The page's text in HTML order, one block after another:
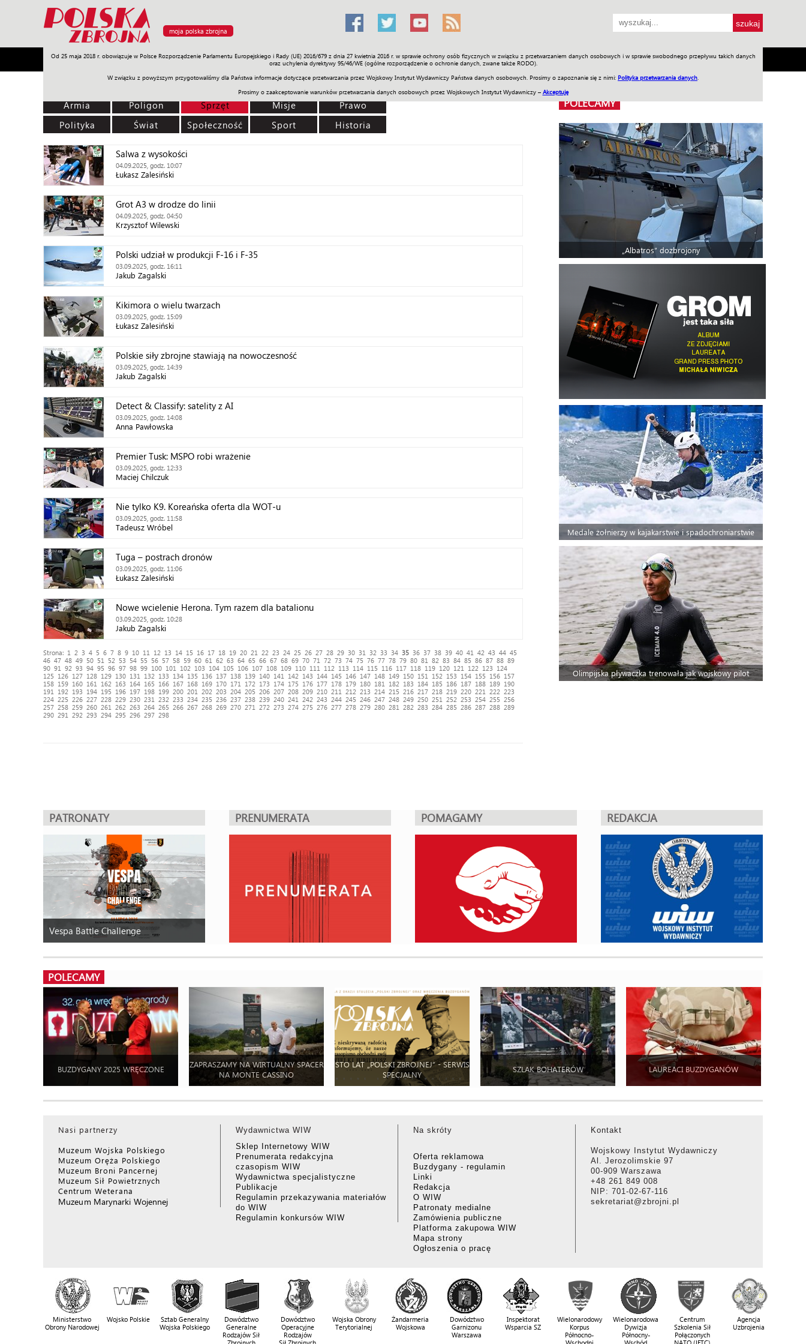
moja polska zbrojna
Od 25 maja 2018 r. obowiązuje w Polsce Rozporządzenie Parlamentu Europejskiego i Rady (UE) 2016/679 z dnia 27 kwietnia 2016 r. w sprawie ochrony osób fizycznych w związku z przetwarzaniem danych osobowych i w sprawie swobodnego przepływu takich danych
oraz uchylenia dyrektywy 95/46/WE (ogólne rozporządzenie o ochronie danych, zwane także RODO).
W związku z powyższym przygotowaliśmy dla Państwa informacje dotyczące przetwarzania przez Wojskowy Instytut Wydawniczy Państwa danych osobowych. Prosimy o zapoznanie się z nimi: Polityka przetwarzania danych
Prosimy o zaakceptowanie warunków przetwarzania danych osobowych przez Wojskowych Instytut Wydawniczy – Akceptuję
Armia Poligon Sprzęt Misje Polityka Prawo Świat Społeczność Sport Historia Galerie Wideo ENGLISH SKLEP Jednodniówki Praca w WIW
Armia Poligon Sprzęt Misje
Prawo
Polityka
Świat Społeczność Sport Historia
Salwa z wysokości
04.09.2025, godz. 10:07
Łukasz Zalesiński
Grot A3 w drodze do linii
04.09.2025, godz. 04:50
Krzysztof Wilewski
Polski udział w produkcji F-16 i F-35
03.09.2025, godz. 16:11
Jakub Zagalski
Kikimora o wielu twarzach
03.09.2025, godz. 15:09
Łukasz Zalesiński
Polskie siły zbrojne stawiają na nowoczesność
03.09.2025, godz. 14:39
Jakub Zagalski
Detect & Classify: satelity z AI
03.09.2025, godz. 14:08
Anna Pawłowska
Premier Tusk: MSPO robi wrażenie
03.09.2025, godz. 12:33
Maciej Chilczuk
Nie tylko K9. Koreańska oferta dla WOT-u
03.09.2025, godz. 11:58
Tadeusz Wróbel
Tuga – postrach dronów
03.09.2025, godz. 11:06
Łukasz Zalesiński
Nowe wcielenie Herona. Tym razem dla batalionu
03.09.2025, godz. 10:28
Jakub Zagalski
Strona: 1 2 3 4 5 6 7 8 9 10 11 12 13 14 15 16 17 18 19 20 21 22 23 24 25 26 27 28 29 30 31 32 33 34 35 36 37 38 39 40 41 42 43 44 45
46 47 48 49 50 51 52 53 54 55 56 57 58 59 60 61 62 63 64 65 66 67 68 69 70 71 72 73 74 75 76 77 78 79 80 81 82 83 84 85 86 87 88 89
90 91 92 93 94 95 96 97 98 99 100 101 102 103 104 105 106 107 108 109 110 111 112 113 114 115 116 117 118 119 120 121 122 123
124
125
126 127 128 129 130 131 132 133 134 135 136 137 138 139 140 141 142 143 144 145 146 147 148 149 150 151 152 153 154 155 156 157
158 159 160 161 162 163 164 165 166 167 168 169 170 171 172 173 174 175 176 177 178 179 180 181 182 183 184 185 186 187 188 189 190
191
192 193 194 195 196 197 198 199 200 201 202 203 204 205 206 207 208 209 210 211 212 213 214 215 216 217 218 219 220 221 222
223
224 225 226 227 228 229 230 231 232 233 234 235 236 237 238 239 240 241 242 243 244 245 246 247 248 249 250 251 252 253 254 255
256
257 258 259 260 261 262 263 264 265 266 267 268 269 270 271 272 273 274 275 276 277 278 279 280 281 282 283 284 285 286 287 288 289
290 291 292 293 294 295 296 297 298
POLECAMY
„Albatros” dozbrojony
Medale żołnierzy w kajakarstwie i spadochroniarstwie
Olimpijska pływaczka trenowała jak wojskowy pilot
PATRONATY
Vespa Battle Challenge
PRENUMERATA POMAGAMY REDAKCJA
POLECAMY
BUZDYGANY 2025 WRĘCZONE
ZAPRASZAMY NA WIRTUALNY SPACER
NA MONTE CASSINO
STO LAT „POLSKI ZBROJNEJ” - SERWIS
SPECJALNY
SZLAK BOHATERÓW LAUREACI BUZDYGANÓW
Nasi partnerzy
Muzeum Wojska Polskiego
Muzeum Oręża Polskiego
Muzeum Broni Pancernej
Muzeum Sił Powietrznych
Centrum Weterana
Muzeum Marynarki Wojennej
Wydawnictwa WIW
Sklep Internetowy WIW
Prenumerata redakcyjna
czasopism WIW
Wydawnictwa specjalistyczne
Publikacje
Regulamin przekazywania materiałów
do WIW
Regulamin konkursów WIW
Na skróty
Oferta reklamowa
Buzdygany - regulamin
Linki
Redakcja
O WIW
Patronaty medialne
Zamówienia publiczne
Platforma zakupowa WIW
Mapa strony
Ogłoszenia o pracę
Kontakt
Wojskowy Instytut Wydawniczy
Al. Jerozolimskie 97
00-909 Warszawa
+48 261 849 008
NIP: 701-02-67-116
sekretariat@zbrojni.pl
Ministerstwo
Obrony Narodowej
Wojsko Polskie
Sztab Generalny
Wojska Polskiego
Dowództwo
Generalne
Rodzajów Sił
Dowództwo
Operacyjne
Rodzajów
Wojska Obrony
Terytorialnej
Żandarmeria
Wojskowa
Dowództwo
Garnizonu
Warszawa
Inspektorat
Wsparcia SZ
Wielonarodowy
Korpus
Północno-
Wielonarodowa
Dywizja
Północny-
Centrum
Szkolenia Sił
Połączonych
Agencja
Uzbrojenia